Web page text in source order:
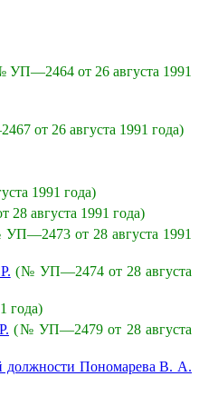
УП—2464 от 26 августа 1991
от 26 августа 1991 года)
1991 года)
августа 1991 года)
от 28 августа 1991
(№ УП—2474 от 28 августа
года)
(№ УП—2479 от 28 августа
должности Пономарева В. А.